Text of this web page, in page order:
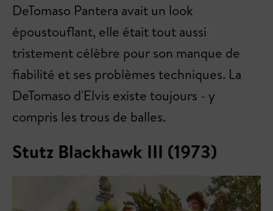
DeTomaso Pantera avait un look
époustouflant, elle était tout aussi
tristement célèbre pour son manque de
fiabilité et ses problèmes techniques. La
DeTomaso d'Elvis existe toujours - y
compris les trous de balles.
Stutz Blackhawk III (1973)